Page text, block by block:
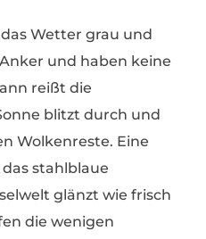
Wetter grau und
und haben keine
reißt die
blitzt durch und
Wolkenreste. Eine
stahlblaue
glänzt wie frisch
die wenigen